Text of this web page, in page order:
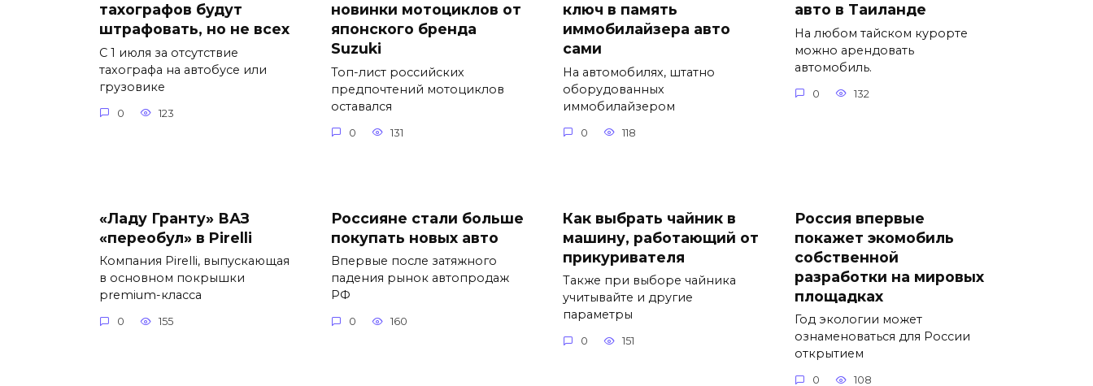
тахографов будут
штрафовать, но не всех
С 1 июля за отсутствие
тахографа на автобусе или
грузовике
0 123
новинки мотоциклов от
японского бренда
Suzuki
Топ-лист российских
предпочтений мотоциклов
оставался
0 131
ключ в память
иммобилайзера авто
сами
На автомобилях, штатно
оборудованных
иммобилайзером
0 118
авто в Таиланде
На любом тайском курорте
можно арендовать
автомобиль.
0 132
«Ладу Гранту» ВАЗ
«переобул» в Pirelli
Компания Pirelli, выпускающая
в основном покрышки
premium-класса
0 155
Россияне стали больше
покупать новых авто
Впервые после затяжного
падения рынок автопродаж
РФ
0 160
Как выбрать чайник в
машину, работающий от
прикуривателя
Также при выборе чайника
учитывайте и другие
параметры
0 151
Россия впервые
покажет экомобиль
собственной
разработки на мировых
площадках
Год экологии может
ознаменоваться для России
открытием
0 108